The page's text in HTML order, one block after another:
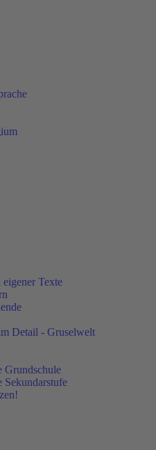
eigener Texte
Detail - Gruselwelt
Grundschule
Sekundarstufe